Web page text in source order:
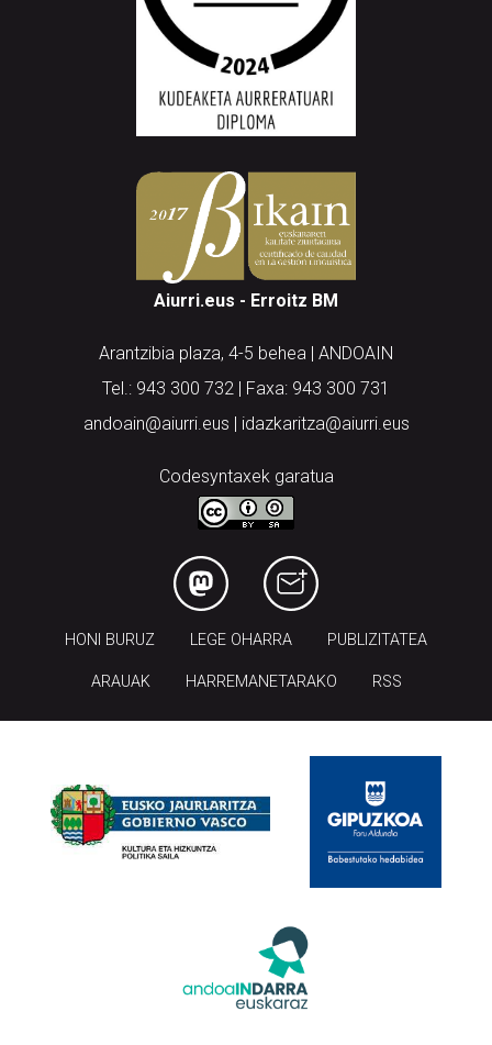
Aiurri.eus - Erroitz BM
Arantzibia plaza, 4-5 behea | ANDOAIN
Tel.: 943 300 732 | Faxa: 943 300 731
andoain@aiurri.eus | idazkaritza@aiurri.eus
Codesyntaxek garatua
HONI BURUZ LEGE OHARRA PUBLIZITATEA
ARAUAK HARREMANETARAKO RSS